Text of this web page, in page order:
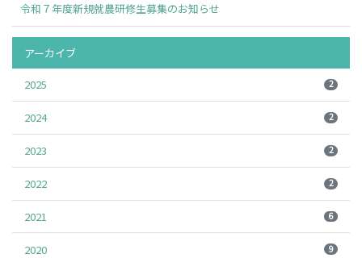
令和７年度新規就農研修生募集のお知らせ
アーカイブ
2025 2
2024 2
2023 2
2022 2
2021 6
2020 9